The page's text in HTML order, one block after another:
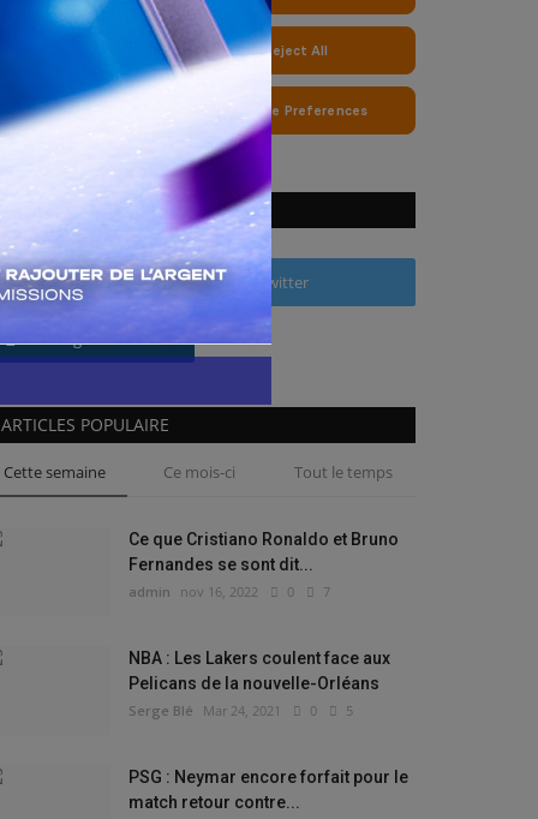
NOUS SUIVRE
Facebook Twitter
Instagram
ARTICLES POPULAIRE
Cette semaine Ce mois-ci Tout le temps
Ce que Cristiano Ronaldo et Bruno
Fernandes se sont dit...
admin nov 16, 2022 0 7
NBA : Les Lakers coulent face aux
Pelicans de la nouvelle-Orléans
Serge Blé Mar 24, 2021 0 5
PSG : Neymar encore forfait pour le
match retour contre...